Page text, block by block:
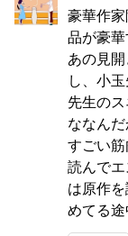
豪華作
品が豪
あの見
し、小
先生の
ななん
すごい
読んで
は原作
めてる途